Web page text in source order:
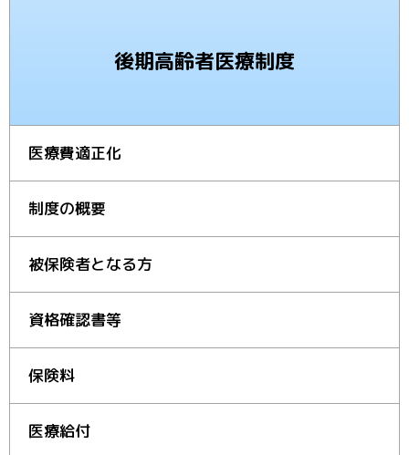
後期高齢者医療制度
医療費適正化
制度の概要
被保険者となる方
資格確認書等
保険料
医療給付